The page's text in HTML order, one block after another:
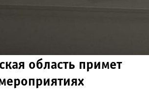
область примет